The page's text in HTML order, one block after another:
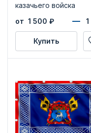
казачьего войска
от 1 500 ₽
Купить